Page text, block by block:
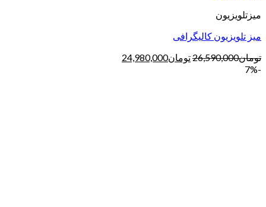
میزتلویزیون
میز تلویزیون کالیگرافی
تومان26,590,000تومان24,980,000
-7%